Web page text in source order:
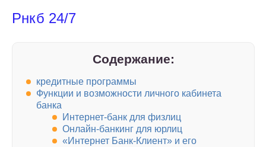
Рнкб 24/7
Содержание:
кредитные программы
Функции и возможности личного кабинета
банка
Интернет-банк для физлиц
Онлайн-банкинг для юрлиц
«Интернет Банк-Клиент» и его